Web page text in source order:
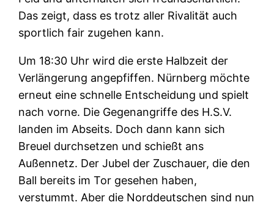
Das zeigt, dass es trotz aller Rivalität auch
sportlich fair zugehen kann.
Um 18:30 Uhr wird die erste Halbzeit der
Verlängerung angepfiffen. Nürnberg möchte
erneut eine schnelle Entscheidung und spielt
nach vorne. Die Gegenangriffe des H.S.V.
landen im Abseits. Doch dann kann sich
Breuel durchsetzen und schießt ans
Außennetz. Der Jubel der Zuschauer, die den
Ball bereits im Tor gesehen haben,
verstummt. Aber die Norddeutschen sind nun